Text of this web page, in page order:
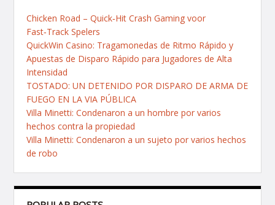
Chicken Road – Quick‑Hit Crash Gaming voor
Fast‑Track Spelers
QuickWin Casino: Tragamonedas de Ritmo Rápido y
Apuestas de Disparo Rápido para Jugadores de Alta
Intensidad
TOSTADO: UN DETENIDO POR DISPARO DE ARMA DE
FUEGO EN LA VIA PÚBLICA
Villa Minetti: Condenaron a un hombre por varios
hechos contra la propiedad
Villa Minetti: Condenaron a un sujeto por varios hechos
de robo